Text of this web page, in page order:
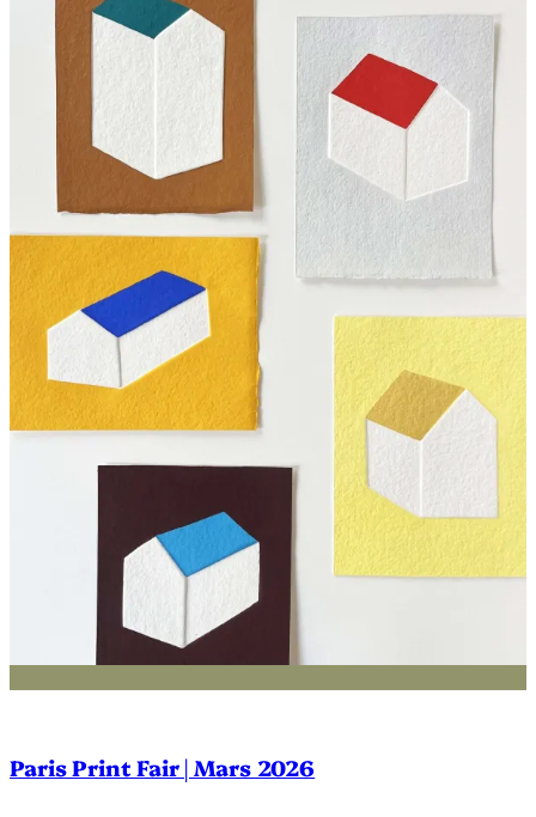
Paris Print Fair | Mars 2026